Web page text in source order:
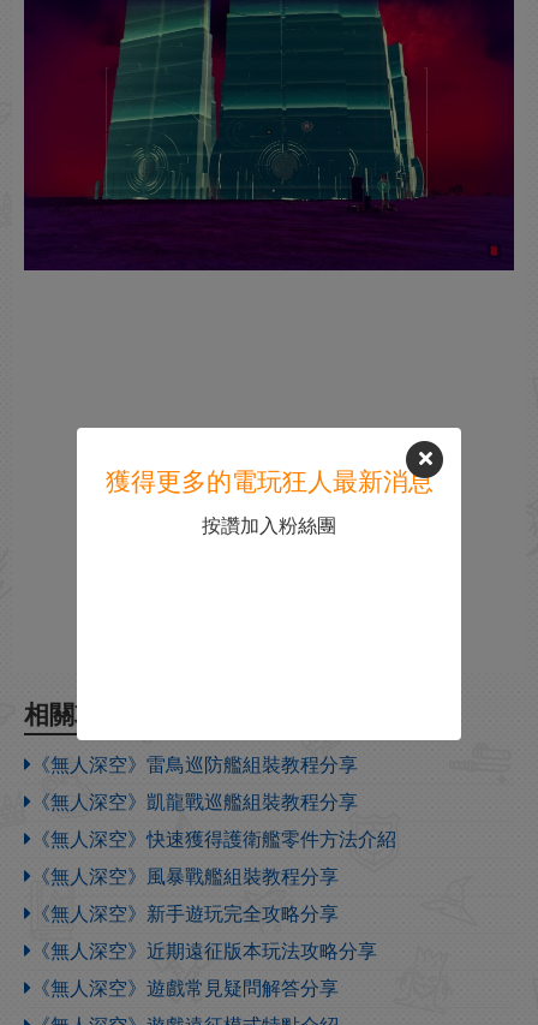
相關攻略
《無人深空》雷鳥巡防艦組裝教程分享
《無人深空》凱龍戰巡艦組裝教程分享
《無人深空》快速獲得護衛艦零件方法介紹
《無人深空》風暴戰艦組裝教程分享
《無人深空》新手遊玩完全攻略分享
《無人深空》近期遠征版本玩法攻略分享
《無人深空》遊戲常見疑問解答分享
獲得更多的電玩狂人最新消息
按讚加入粉絲團